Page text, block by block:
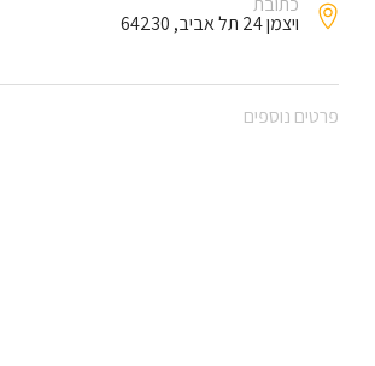
ויצמן 24 תל אביב, 64230
פרטים נוספים